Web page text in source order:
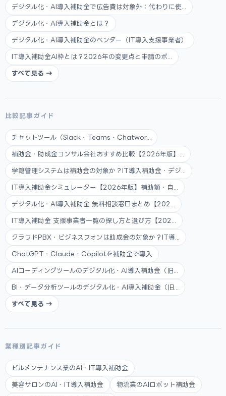
デジタル化・AI導入補助金で広告費は対象外：代わりに使...
デジタル化・AI導入補助金とは？
デジタル化・AI導入補助金のベンダー（IT導入支援事業者）
IT導入補助金AI枠とは？2026年の変更点と申請のポ...
すべて見る →
比較記事ガイド
チャットツール（Slack・Teams・Chatwor...
補助金・助成金コンサル会社おすすめ比較【2026年版】...
学籍管理システムは補助金の対象か？IT導入補助金・デジ...
IT導入補助金シミュレーター【2026年版】補助額・自...
デジタル化・AI導入補助金 無料相談窓口まとめ【202...
IT導入補助金 支援事業者一覧の探し方と選び方【202...
クラウドPBX・ビジネスフォンは助成金の対象か？IT導...
ChatGPT・Claude・Copilotを補助金で導入
AIコーディングツールのデジタル化・AI導入補助金（旧...
BI・データ分析ツールのデジタル化・AI導入補助金（旧...
すべて見る →
業種別記事ガイド
ビルメンテナンス業のAI・IT導入補助金
美容サロンのAI・IT導入補助金 物流業のAIロボット補助金